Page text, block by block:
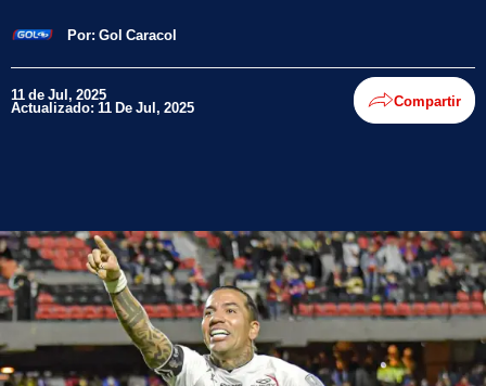
Por: Gol Caracol
11 de Jul, 2025
Actualizado: 11 De Jul, 2025 Compartir